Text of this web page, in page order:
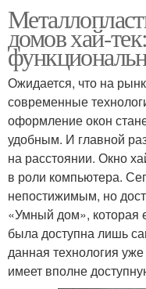
домов хай-
Ожидается, что на
современные
оформление окон
удобным. И главной
на расстоянии. Окно
в роли компьютера.
непостижимым, но
«Умный дом», которая
была доступна лишь
данная технология уже
имеет вполне